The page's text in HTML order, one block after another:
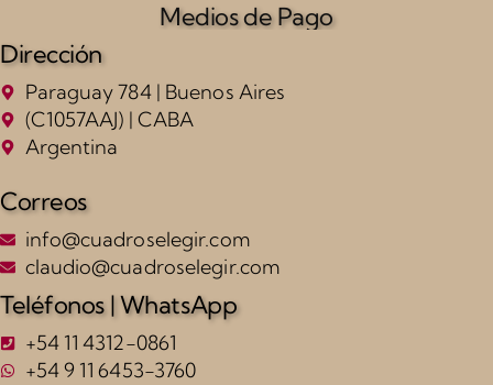
Medios de Pago
Dirección
Paraguay 784 | Buenos Aires
(C1057AAJ) | CABA
Argentina
Correos
info@cuadroselegir.com
claudio@cuadroselegir.com
Teléfonos | WhatsApp
+54 11 4312-0861
+54 9 11 6453-3760